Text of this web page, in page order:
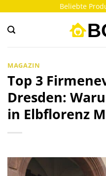
springen
Beliebte
MAGAZIN
Top 3
Dresden:
in Elbflorenz